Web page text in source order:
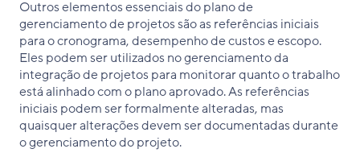
Outros elementos essenciais do plano de
gerenciamento de projetos são as referências iniciais
para o cronograma, desempenho de custos e escopo.
Eles podem ser utilizados no gerenciamento da
integração de projetos para monitorar quanto o trabalho
está alinhado com o plano aprovado. As referências
iniciais podem ser formalmente alteradas, mas
quaisquer alterações devem ser documentadas durante
o gerenciamento do projeto.